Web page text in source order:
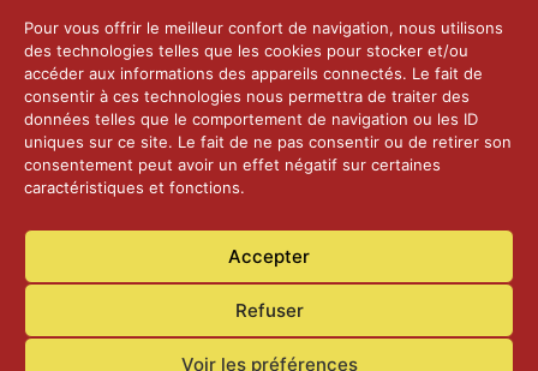
Pour vous offrir le meilleur confort de navigation, nous utilisons
des technologies telles que les cookies pour stocker et/ou
accéder aux informations des appareils connectés. Le fait de
consentir à ces technologies nous permettra de traiter des
données telles que le comportement de navigation ou les ID
uniques sur ce site. Le fait de ne pas consentir ou de retirer son
consentement peut avoir un effet négatif sur certaines
caractéristiques et fonctions.
Accepter
Refuser
Voir les préférences
25 juin 2026
2025 – Palais Fédéral – Berne
25 juin 2026
14 janvier 2025